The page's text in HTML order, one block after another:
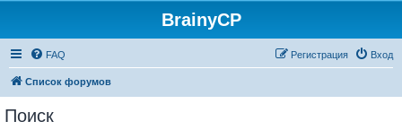
BrainyCP
FAQ Вход
Регистрация
Список форумов
Поиск